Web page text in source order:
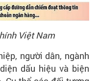
Việt Nam
người dân, ngành
dấu hiệu và biện